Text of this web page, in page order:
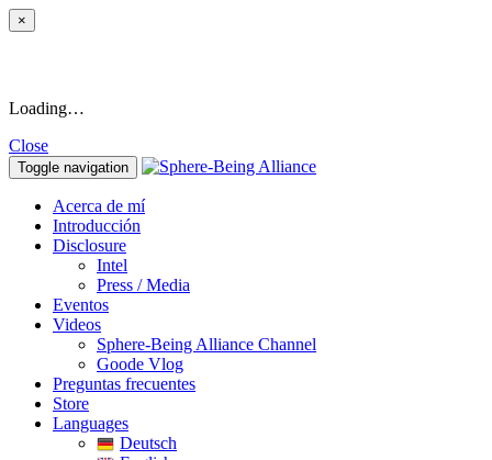
×
Loading…
Close
Toggle navigation
Acerca de mí
Introducción
Disclosure
Intel
Press / Media
Eventos
Videos
Sphere-Being Alliance Channel
Goode Vlog
Preguntas frecuentes
Store
Languages
Deutsch